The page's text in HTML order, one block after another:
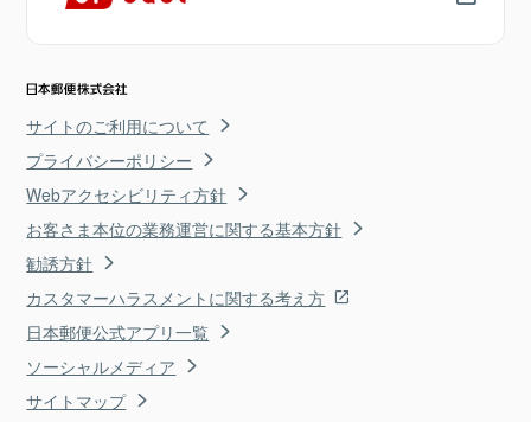
サイトのご利用について
プライバシーポリシー
Webアクセシビリティ方針
お客さま本位の業務運営に関する基本方針
勧誘方針
カスタマーハラスメントに関する考え方
日本郵便公式アプリ一覧
ソーシャルメディア
サイトマップ